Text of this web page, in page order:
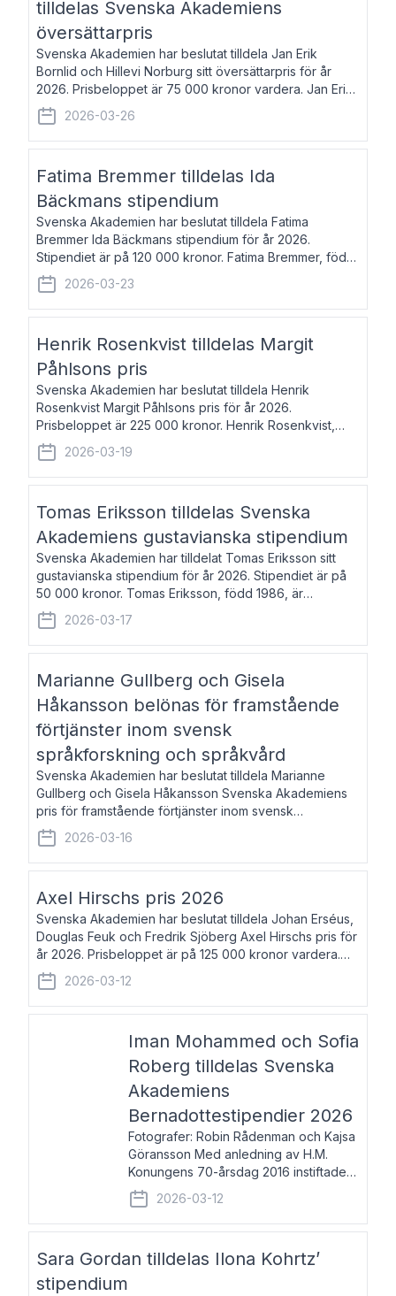
tilldelas Svenska Akademiens
översättarpris
Svenska Akademien har beslutat tilldela Jan Erik
Bornlid och Hillevi Norburg sitt översättarpris för år
2026. Prisbeloppet är 75 000 kronor vardera. Jan Erik
Bornlid, född 1947, är översättare från tyska. Han är
främst känd för sina översät
2026-03-26
Fatima Bremmer tilldelas Ida
Bäckmans stipendium
Svenska Akademien har beslutat tilldela Fatima
Bremmer Ida Bäckmans stipendium för år 2026.
Stipendiet är på 120 000 kronor. Fatima Bremmer, född
1977, är journalist och författare. Hon utkom i fjol med
boken Ligan. Klarakvarterens blodsyst
2026-03-23
Henrik Rosenkvist tilldelas Margit
Påhlsons pris
Svenska Akademien har beslutat tilldela Henrik
Rosenkvist Margit Påhlsons pris för år 2026.
Prisbeloppet är 225 000 kronor. Henrik Rosenkvist,
född 1965, är professor i nordiska språk vid Göteborgs
universitet. Han disputerade 2004 på avhan
2026-03-19
Tomas Eriksson tilldelas Svenska
Akademiens gustavianska stipendium
Svenska Akademien har tilldelat Tomas Eriksson sitt
gustavianska stipendium för år 2026. Stipendiet är på
50 000 kronor. Tomas Eriksson, född 1986, är
projektledare inom marknadsföring och författare och
utkom i fjol med boken Syndabocken.
2026-03-17
Marianne Gullberg och Gisela
Håkansson belönas för framstående
förtjänster inom svensk
språkforskning och språkvård
Svenska Akademien har beslutat tilldela Marianne
Gullberg och Gisela Håkansson Svenska Akademiens
pris för framstående förtjänster inom svensk
språkforskning och språkvård till minne av Carl Gabriel
och Karin Forsberg för år 2026. Prissumma
2026-03-16
Axel Hirschs pris 2026
Svenska Akademien har beslutat tilldela Johan Erséus,
Douglas Feuk och Fredrik Sjöberg Axel Hirschs pris för
år 2026. Prisbeloppet är på 125 000 kronor vardera.
Johan Erséus, född 1959, är fackboksförfattare och
journalist med mångårigt för
2026-03-12
Iman Mohammed och Sofia
Roberg tilldelas Svenska
Akademiens
Bernadottestipendier 2026
Fotografer: Robin Rådenman och Kajsa
Göransson Med anledning av H.M.
Konungens 70-årsdag 2016 instiftade
fem av de kungliga akademierna det så
kallade Bernadotteprogrammet med
syfte att genom stipendier erbjuda stöd
2026-03-12
Sara Gordan tilldelas Ilona Kohrtz’
stipendium